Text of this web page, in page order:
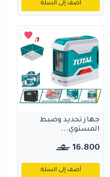
أضف إلى السلة
جهاز تحديد وضبط
المستوي...
16.800
أضف إلى السلة